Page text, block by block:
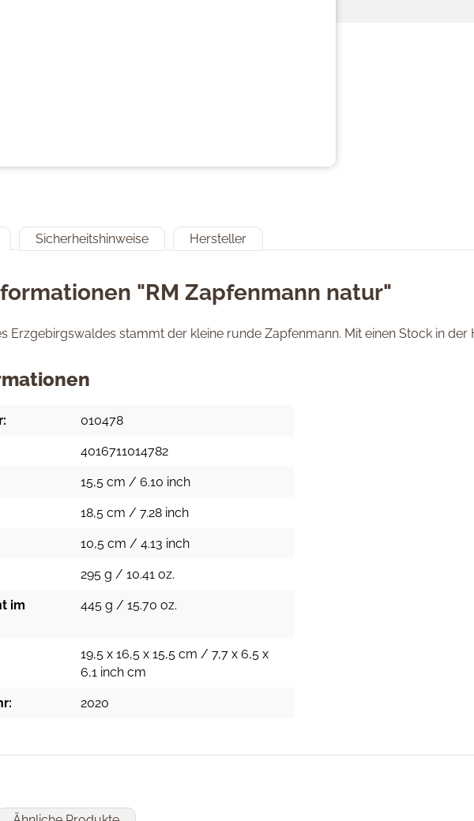
Sicherheitshinweise Hersteller
"RM Zapfenmann natur"
Erzgebirgswaldes stammt der kleine runde Zapfenmann. Mit einen Stock in
010478
4016711014782
15,5 cm / 6.10 inch
18,5 cm / 7.28 inch
10,5 cm / 4.13 inch
295 g / 10.41 oz.
im
445 g / 15.70 oz.
19,5 x 16,5 x 15,5 cm / 7,7 x 6,5 x
6,1 inch cm
2020